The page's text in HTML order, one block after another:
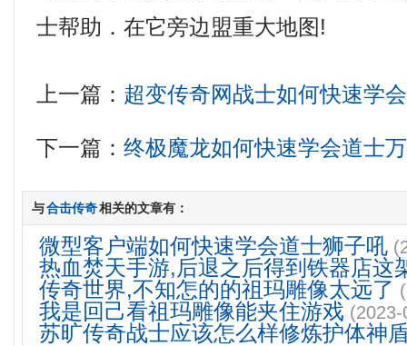
士帮助．在它旁边盟重大地图!
上一篇： 超变传奇网战士如何快速学
下一篇：终极魔龙如何快速学会道士
与合击传奇相关的文章有：
微型客户端如何快速学会道士狮子吼
热血焚天手游,后退之后得到铁器店这
传奇世界,不知怎的的祖玛雕像太远了
我是回己看祖玛雕像能夹住游戏
苏旷传奇战士应该怎么样修炼护体神